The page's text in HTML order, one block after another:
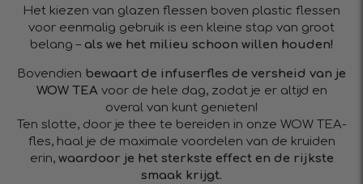
Het kiezen van glazen flessen boven plastic flessen
voor eenmalig gebruik is een kleine stap van groot
belang –als we het milieu schoon willen houden!
Bovendien bewaart de infuserfles de versheid van je
WOW TEA voor de hele dag, zodat je er altijd en
overal van kunt genieten!
Ten slotte, door je thee te bereiden in onze WOW TEA-
fles, haal je de maximale voordelen van de kruiden
erin, waardoor je het sterkste effect en de rijkste
smaak krijgt.